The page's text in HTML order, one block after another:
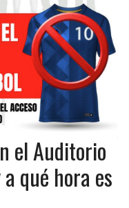
el Auditorio
qué hora es